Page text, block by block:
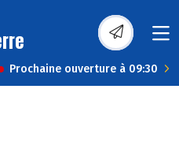
Prochaine ouverture à 09:30